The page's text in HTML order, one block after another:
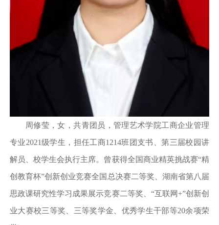
周修莹，女，共青团员，管理艺术学院工商企业管理
专业2021级学生，担任工商1214班团支书、第三届校园讲
解员、校学生会执行主席。曾获得全国商业精英挑战赛“精
创教育杯”创新创业竞赛全国总决赛二等奖、湖南省第八届
思政课研究性学习成果展示竞赛二等奖、“互联网+”创新创
业大赛校三等奖、三等奖学金、优秀学生干部等20余项荣